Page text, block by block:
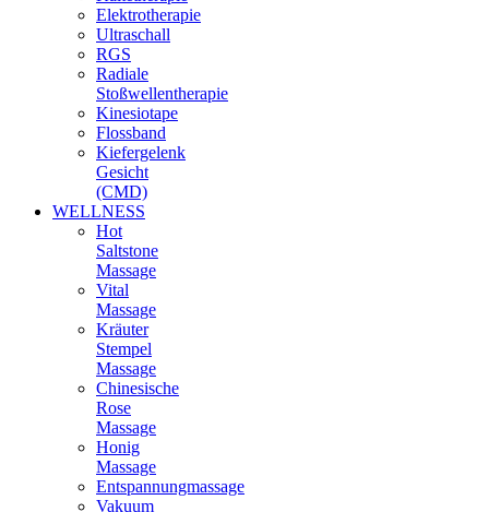
Elektrotherapie
Ultraschall
RGS
Radiale
Stoßwellentherapie
Kinesiotape
Flossband
Kiefergelenk
Gesicht
(CMD)
WELLNESS
Hot
Saltstone
Massage
Vital
Massage
Kräuter
Stempel
Massage
Chinesische
Rose
Massage
Honig
Massage
Entspannungmassage
Vakuum